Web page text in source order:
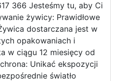
366 Jesteśmy tu, aby Ci
żywicy: Prawidłowe
dostarczana jest w
opakowaniach i
w ciągu 12 miesięcy od
Unikać ekspozycji
światło